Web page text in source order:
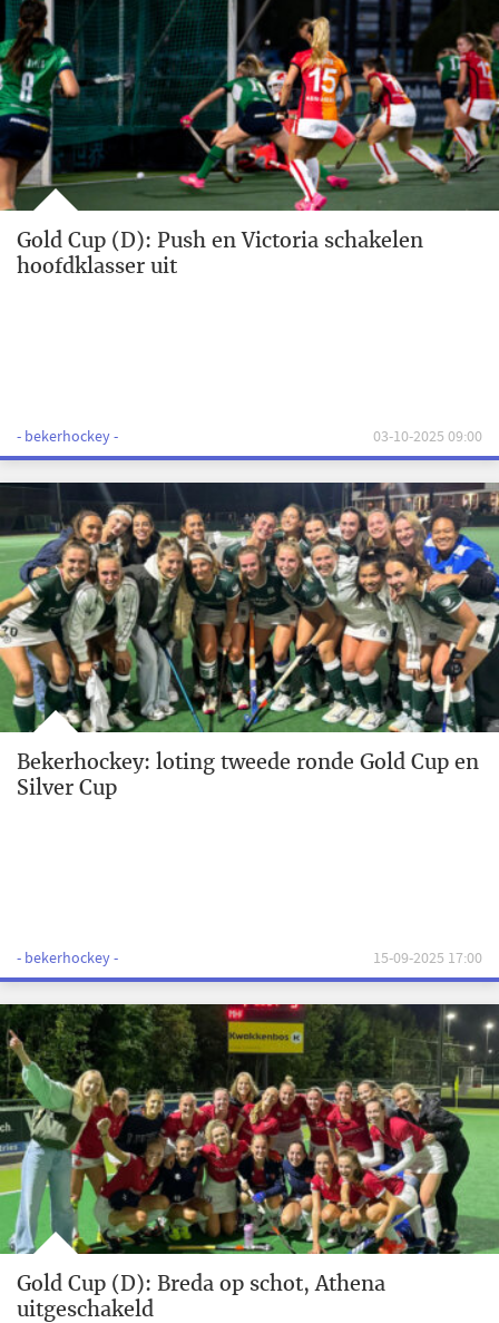
Gold Cup (D): Push en Victoria schakelen
hoofdklasser uit
- bekerhockey - 03-10-2025 09:00
Bekerhockey: loting tweede ronde Gold Cup en
Silver Cup
- bekerhockey - 15-09-2025 17:00
Gold Cup (D): Breda op schot, Athena
uitgeschakeld